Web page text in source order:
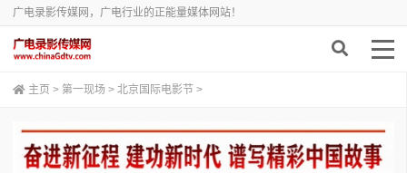
广电录影传媒网，广电行业的正能量媒体网站！
主页 > 第一现场 > 北京国际电影节 >